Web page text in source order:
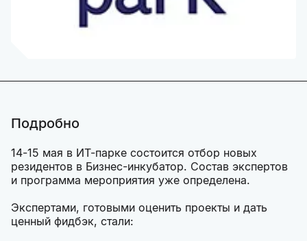
Подробно
14-15 мая в ИТ-парке состоится отбор новых
резидентов в Бизнес-инкубатор. Состав экспертов
и программа мероприятия уже определена.
Экспертами, готовыми оценить проекты и дать
ценный фидбэк, стали: